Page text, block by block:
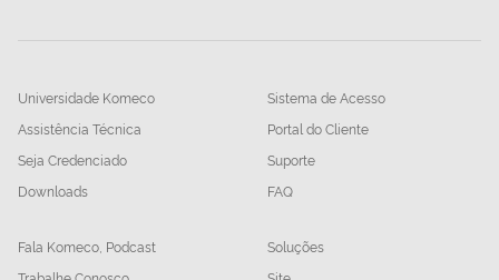
Universidade Komeco
Assistência Técnica
Seja Credenciado
Downloads
Sistema de Acesso
Portal do Cliente
Suporte
FAQ
Fala Komeco, Podcast
Soluções